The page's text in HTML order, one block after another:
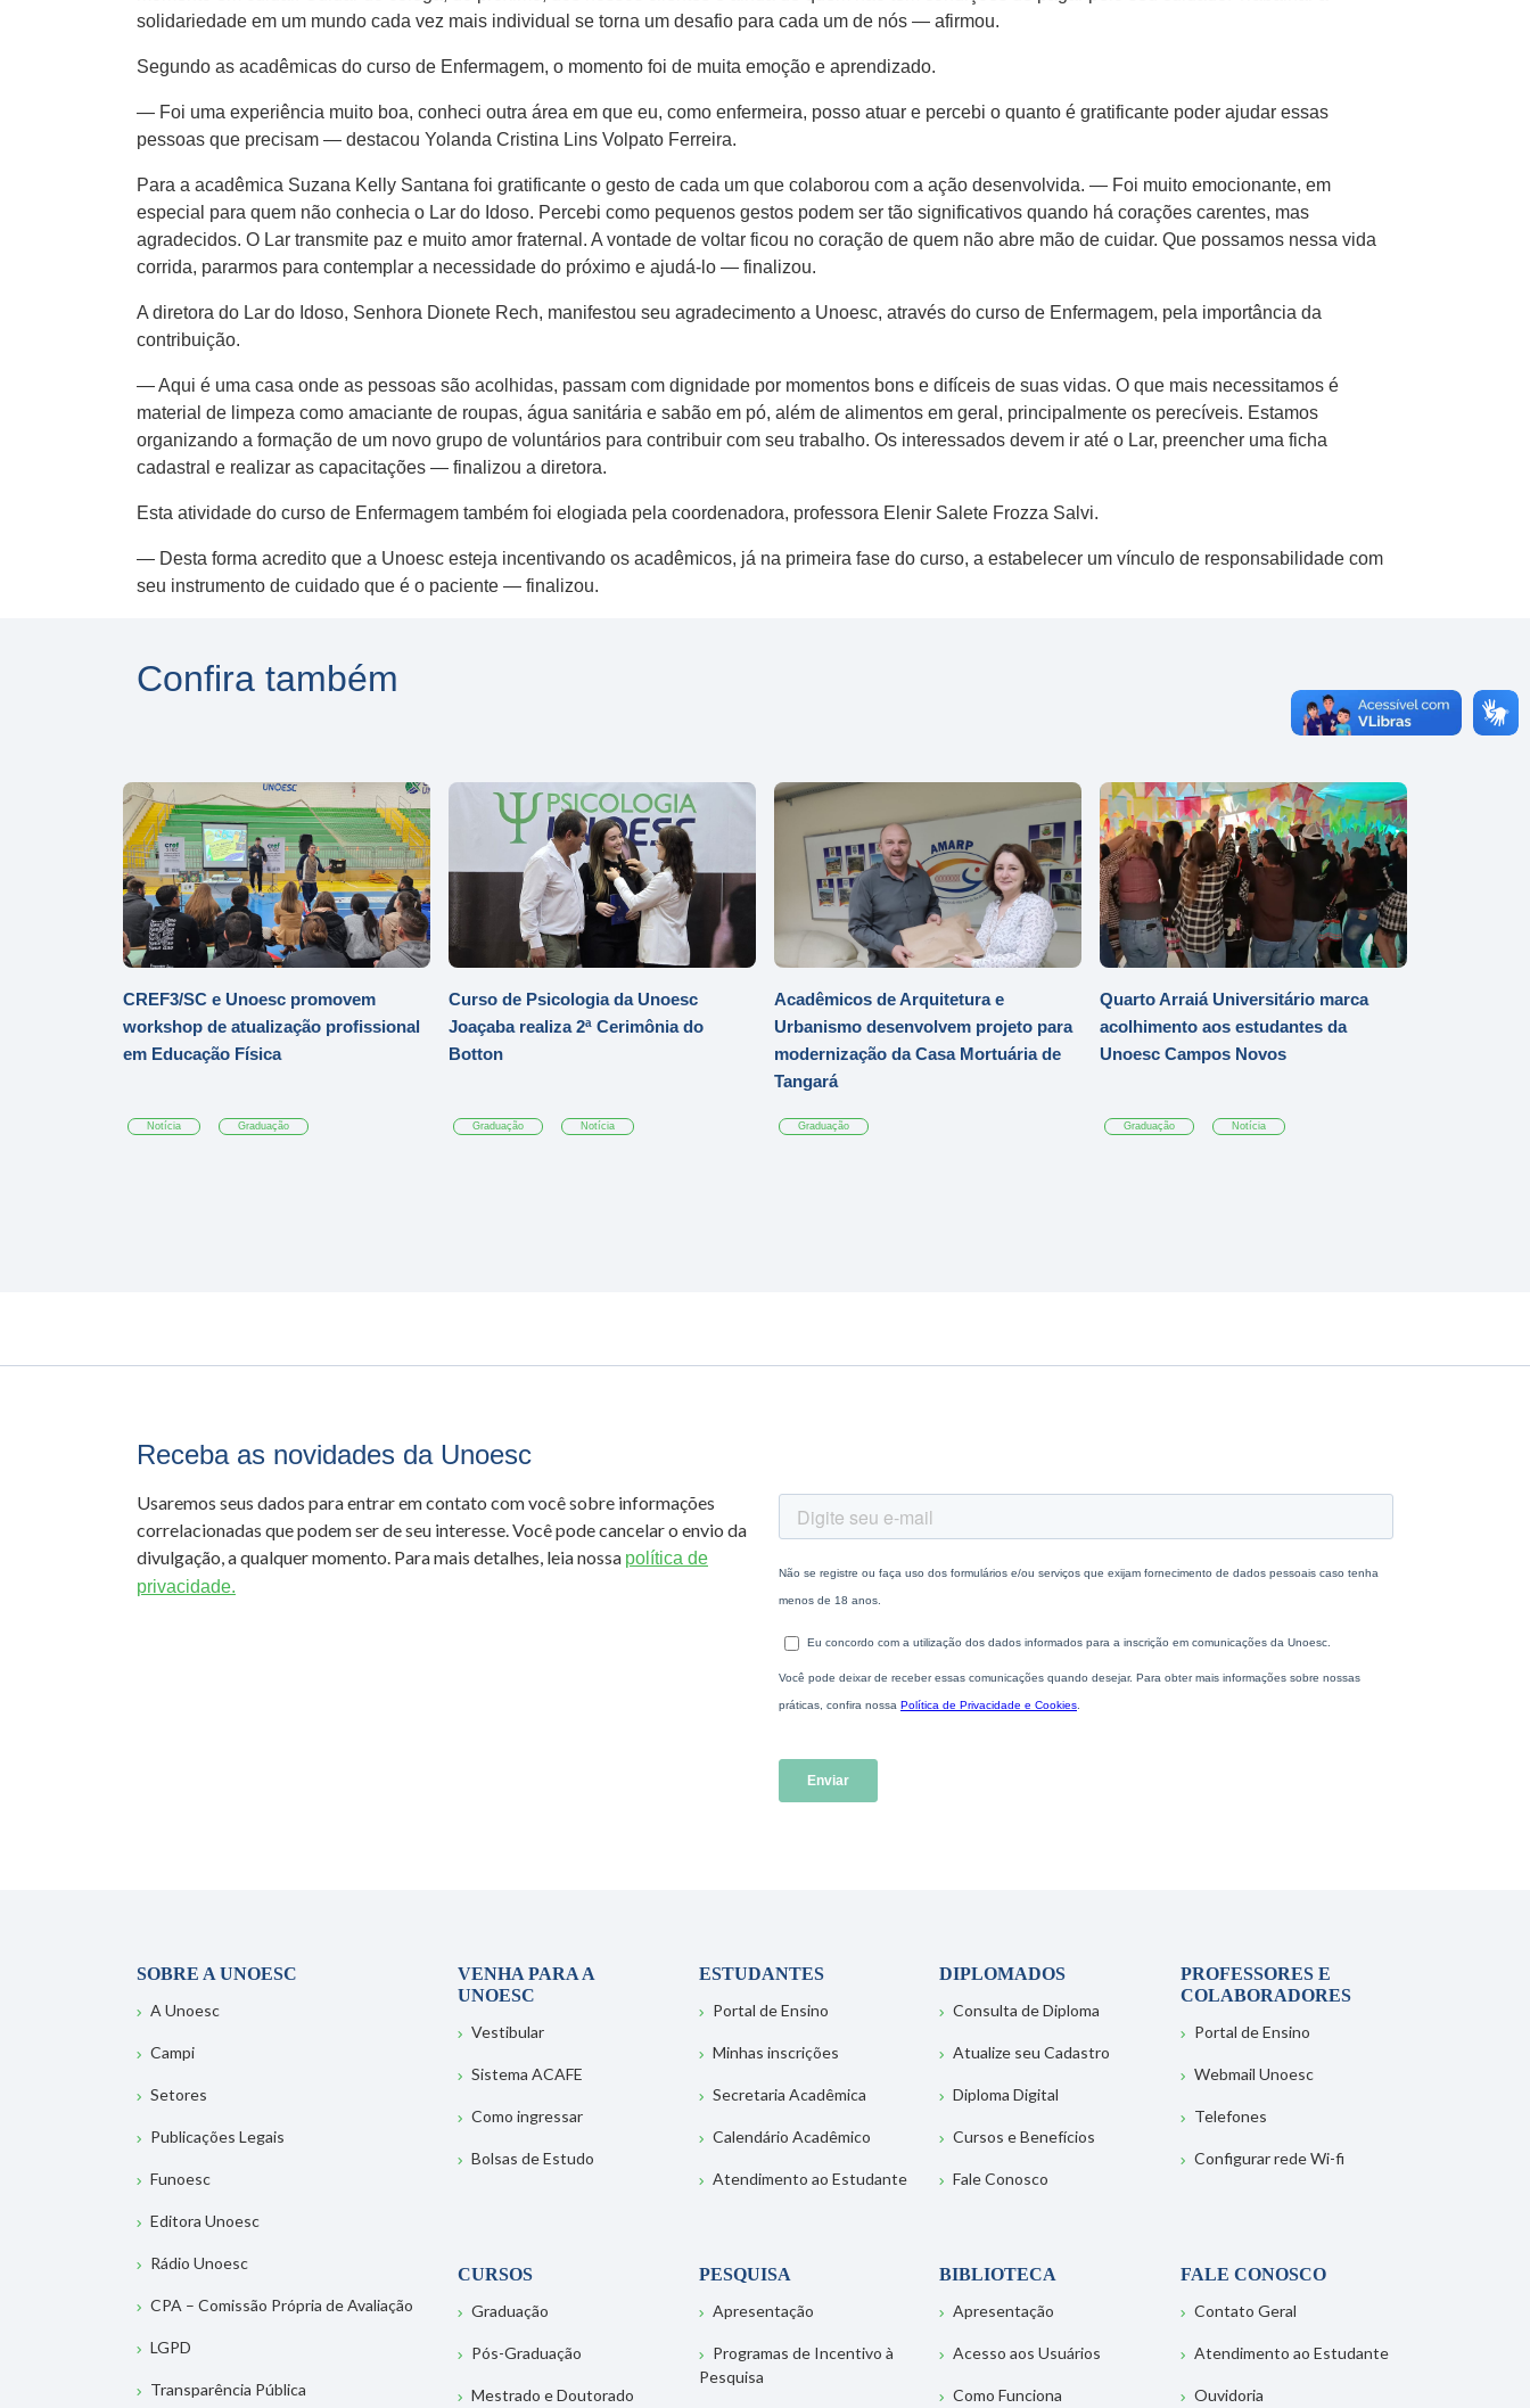
solidariedade em um mundo cada vez mais individual se torna um desafio para cada um de nós — afirmou.
Segundo as acadêmicas do curso de Enfermagem, o momento foi de muita emoção e aprendizado.
— Foi uma experiência muito boa, conheci outra área em que eu, como enfermeira, posso atuar e percebi o quanto é gratificante poder ajudar essas
pessoas que precisam — destacou Yolanda Cristina Lins Volpato Ferreira.
Para a acadêmica Suzana Kelly Santana foi gratificante o gesto de cada um que colaborou com a ação desenvolvida. — Foi muito emocionante, em
especial para quem não conhecia o Lar do Idoso. Percebi como pequenos gestos podem ser tão significativos quando há corações carentes, mas
agradecidos. O Lar transmite paz e muito amor fraternal. A vontade de voltar ficou no coração de quem não abre mão de cuidar. Que possamos nessa vida
corrida, pararmos para contemplar a necessidade do próximo e ajudá-lo — finalizou.
A diretora do Lar do Idoso, Senhora Dionete Rech, manifestou seu agradecimento a Unoesc, através do curso de Enfermagem, pela importância da
contribuição.
— Aqui é uma casa onde as pessoas são acolhidas, passam com dignidade por momentos bons e difíceis de suas vidas. O que mais necessitamos é
material de limpeza como amaciante de roupas, água sanitária e sabão em pó, além de alimentos em geral, principalmente os perecíveis. Estamos
organizando a formação de um novo grupo de voluntários para contribuir com seu trabalho. Os interessados devem ir até o Lar, preencher uma ficha
cadastral e realizar as capacitações — finalizou a diretora.
Esta atividade do curso de Enfermagem também foi elogiada pela coordenadora, professora Elenir Salete Frozza Salvi.
— Desta forma acredito que a Unoesc esteja incentivando os acadêmicos, já na primeira fase do curso, a estabelecer um vínculo de responsabilidade com
seu instrumento de cuidado que é o paciente — finalizou.
Confira também
CREF3/SC e Unoesc promovem
workshop de atualização profissional
em Educação Física
Notícia Graduação
Curso de Psicologia da Unoesc
Joaçaba realiza 2ª Cerimônia do
Botton
Graduação Notícia
Acadêmicos de Arquitetura e
Urbanismo desenvolvem projeto para
modernização da Casa Mortuária de
Tangará
Graduação
Quarto Arraiá Universitário marca
acolhimento aos estudantes da
Unoesc Campos Novos
Graduação Notícia
Receba as novidades da Unoesc
Usaremos seus dados para entrar em contato com você sobre informações
correlacionadas que podem ser de seu interesse. Você pode cancelar o envio da
divulgação, a qualquer momento. Para mais detalhes, leia nossa política de
privacidade.
SOBRE A UNOESC
A Unoesc
Campi
Setores
Publicações Legais
Funoesc
Editora Unoesc
Rádio Unoesc
CPA – Comissão Própria de Avaliação
LGPD
Transparência Pública
VENHA PARA A
UNOESC
Vestibular
Sistema ACAFE
Como ingressar
Bolsas de Estudo
ESTUDANTES
Portal de Ensino
Minhas inscrições
Secretaria Acadêmica
Calendário Acadêmico
Atendimento ao Estudante
DIPLOMADOS
Consulta de Diploma
Atualize seu Cadastro
Diploma Digital
Cursos e Benefícios
Fale Conosco
PROFESSORES E
COLABORADORES
Portal de Ensino
Webmail Unoesc
Telefones
Configurar rede Wi-fi
CURSOS
Graduação
Pós-Graduação
Mestrado e Doutorado
PESQUISA
Apresentação
Programas de Incentivo à
Pesquisa
BIBLIOTECA
Apresentação
Acesso aos Usuários
Como Funciona
FALE CONOSCO
Contato Geral
Atendimento ao Estudante
Ouvidoria